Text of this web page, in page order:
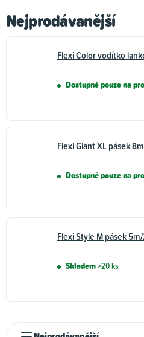
Nejprodávanější
Flexi Color vodítko
Dostupné pouze na
Flexi Giant XL pásek
Dostupné pouze na
Flexi Style M pásek
Skladem>20 ks